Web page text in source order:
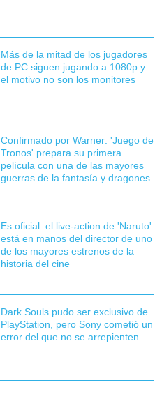
Más de la mitad de los jugadores
de PC siguen jugando a 1080p y
el motivo no son los monitores
Confirmado por Warner: 'Juego de
Tronos' prepara su primera
película con una de las mayores
guerras de la fantasía y dragones
Es oficial: el live-action de 'Naruto'
está en manos del director de uno
de los mayores estrenos de la
historia del cine
Dark Souls pudo ser exclusivo de
PlayStation, pero Sony cometió un
error del que no se arrepienten